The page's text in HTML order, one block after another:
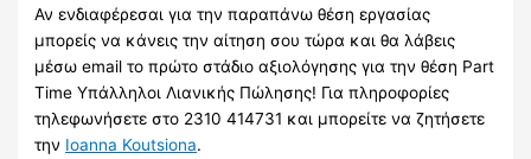
Αν ενδιαφέρεσαι για την παραπάνω θέση εργασίας
μπορείς να κάνεις την αίτηση σου τώρα και θα λάβεις
μέσω email το πρώτο στάδιο αξιολόγησης για την θέση Part
Time Υπάλληλοι Λιανικής Πώλησης! Για πληροφορίες
τηλεφωνήσετε στο 2310 414731 και μπορείτε να ζητήσετε
την Ioanna Koutsiona.